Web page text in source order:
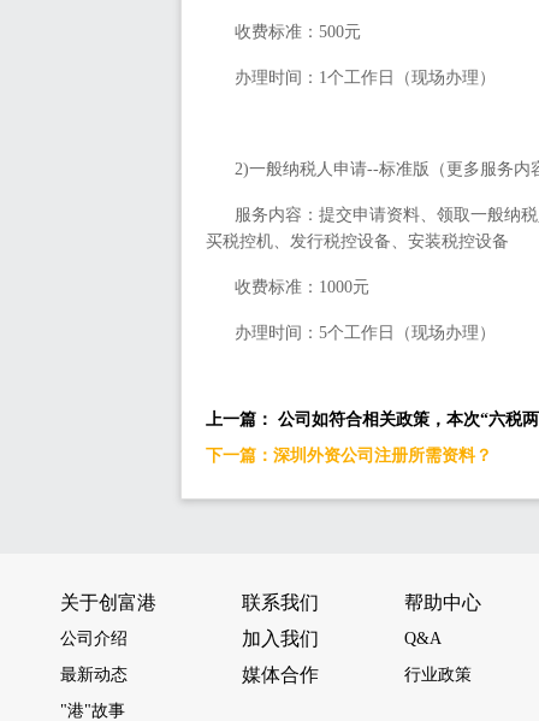
收费标准： 500元
办理时间： 1个工作日（现场办理）
2)一般纳税人申请--标准版（更多服务内
服务内容：提交申请资料、领取一般纳
买税控机、发行税控设备、安装税控设备
收费标准： 1000元
办理时间： 5个工作日（现场办理）
上一篇： 公司如符合相关政策，本次“六税
下一篇：深圳外资公司注册所需资料？
关于创富港
公司介绍
最新动态
"港"故事
联系我们
加入我们
媒体合作
帮助中心
Q&A
行业政策